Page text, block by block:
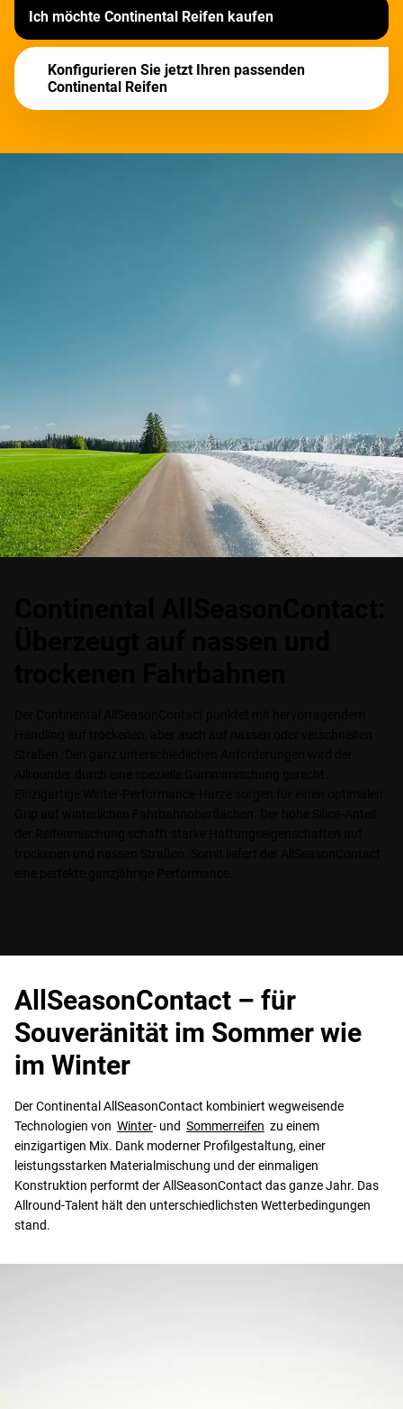
Ich möchte Continental Reifen kaufen
Konfigurieren Sie jetzt Ihren passenden
Continental Reifen
AllSeasonContact – für
Souveränität im Sommer wie
im Winter
Der Continental AllSeasonContact kombiniert wegweisende
Technologien von Winter- und Sommerreifen zu einem
einzigartigen Mix. Dank moderner Profilgestaltung, einer
leistungsstarken Materialmischung und der einmaligen
Konstruktion performt der AllSeasonContact das ganze Jahr. Das
Allround-Talent hält den unterschiedlichsten Wetterbedingungen
stand.